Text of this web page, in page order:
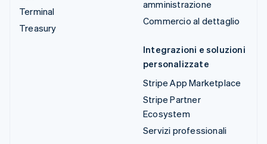
Terminal
Treasury
amministrazione
Commercio al dettaglio
Integrazioni e soluzioni
personalizzate
Stripe App Marketplace
Stripe Partner
Ecosystem
Servizi professionali